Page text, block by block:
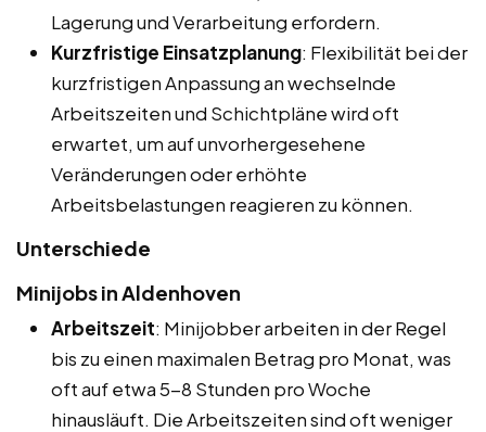
Lagerung und Verarbeitung erfordern.
Kurzfristige Einsatzplanung: Flexibilität bei der
kurzfristigen Anpassung an wechselnde
Arbeitszeiten und Schichtpläne wird oft
erwartet, um auf unvorhergesehene
Veränderungen oder erhöhte
Arbeitsbelastungen reagieren zu können.
Unterschiede
Minijobs in Aldenhoven
Arbeitszeit: Minijobber arbeiten in der Regel
bis zu einen maximalen Betrag pro Monat, was
oft auf etwa 5-8 Stunden pro Woche
hinausläuft. Die Arbeitszeiten sind oft weniger